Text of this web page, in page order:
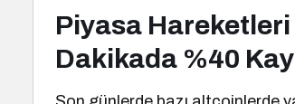
Piyasa
Dakikada %40